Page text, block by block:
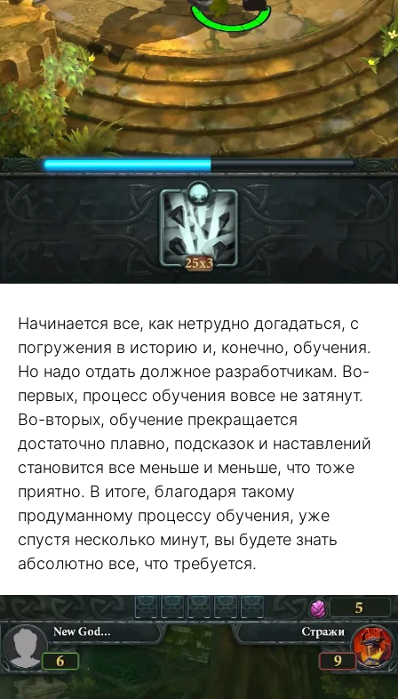
Начинается все, как нетрудно догадаться, с
погружения в историю и, конечно, обучения.
Но надо отдать должное разработчикам. Во-
первых, процесс обучения вовсе не затянут.
Во-вторых, обучение прекращается
достаточно плавно, подсказок и наставлений
становится все меньше и меньше, что тоже
приятно. В итоге, благодаря такому
продуманному процессу обучения, уже
спустя несколько минут, вы будете знать
абсолютно все, что требуется.